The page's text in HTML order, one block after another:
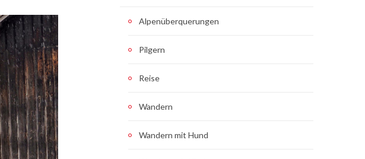
Alpenüberquerungen
Pilgern
Reise
Wandern
Wandern mit Hund